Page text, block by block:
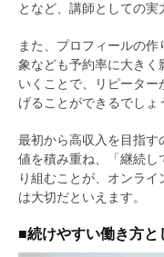
となど、講師としての実
また、プロフィールの
象なども予約率に大きく
いくことで、リピータ
げることができるでしょ
最初から高収入を目指す
値を積み重ね、「継続し
り組むことが、オンラ
は大切だといえます。
■続けやすい働き方と